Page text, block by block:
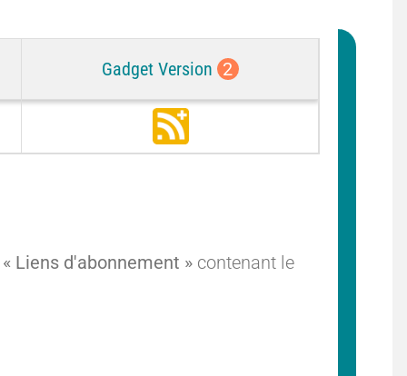
Gadget Version 2
u
b
Liens d'abonnement » contenant le